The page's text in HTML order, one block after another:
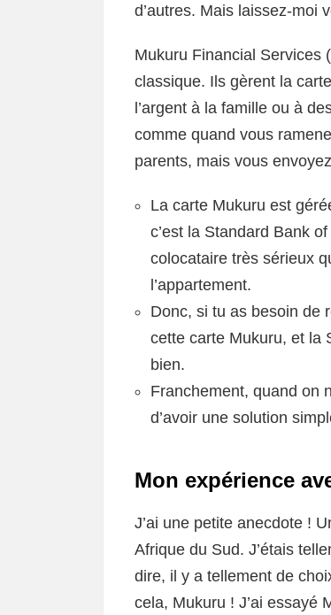
d’autres. Mais laissez-moi
Mukuru Financial Services
classique. Ils gèrent la
l’argent à la famille ou à
comme quand vous
parents, mais vous
La carte Mukuru est
c’est la Standard Bank
colocataire très sérieux
l’appartement.
Donc, si tu as besoin de
cette carte Mukuru, et la
bien.
Franchement, quand on
d’avoir une solution
Mon expérience
J’ai une petite anecdote !
Afrique du Sud. J’étais
dire, il y a tellement de
cela, Mukuru ! J’ai essayé